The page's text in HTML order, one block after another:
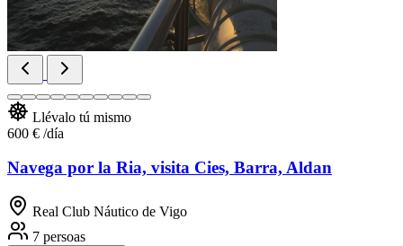
Llévalo tú mismo
600 € /día
Navega por la Ria, visita Cies, Barra, Aldan
Real Club Náutico de Vigo
7 persoas